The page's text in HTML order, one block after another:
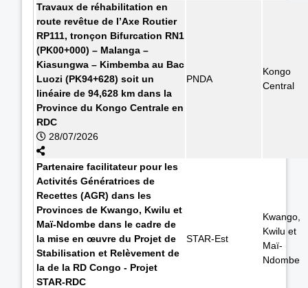
Travaux de réhabilitation en
route revêtue de l’Axe Routier
RP111, tronçon Bifurcation RN1
(PK00+000) – Malanga –
Kiasungwa – Kimbemba au Bac
Luozi (PK94+628) soit un
linéaire de 94,628 km dans la
Province du Kongo Centrale en
RDC
28/07/2026
PNDA
Kongo
Central
Partenaire facilitateur pour les
Activités Génératrices de
Recettes (AGR) dans les
Provinces de Kwango, Kwilu et
Maï-Ndombe dans le cadre de
la mise en œuvre du Projet de
Stabilisation et Relèvement de
la de la RD Congo - Projet
STAR-RDC
STAR-Est
Kwango,
Kwilu et
Maï-
Ndombe